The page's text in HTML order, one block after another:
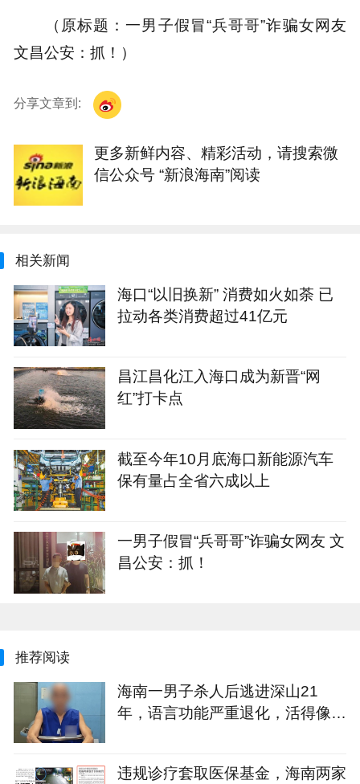
（原标题：一男子假冒“兵哥哥”诈骗女网友
文昌公安：抓！）
分享文章到:
更多新鲜内容、精彩活动，请搜索微
信公众号 “新浪海南”阅读
相关新闻
海口“以旧换新” 消费如火如荼 已
拉动各类消费超过41亿元
昌江昌化江入海口成为新晋“网
红”打卡点
截至今年10月底海口新能源汽车
保有量占全省六成以上
一男子假冒“兵哥哥”诈骗女网友 文
昌公安：抓！
推荐阅读
海南一男子杀人后逃进深山21
年，语言功能严重退化，活得像野
违规诊疗套取医保基金，海南两家